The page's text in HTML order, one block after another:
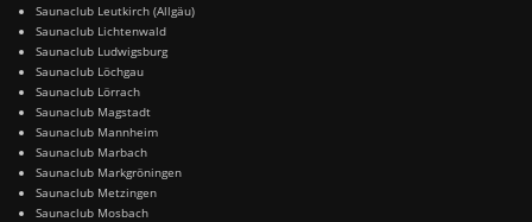
Saunaclub Leutkirch (Allgäu)
Saunaclub Lichtenwald
Saunaclub Ludwigsburg
Saunaclub Löchgau
Saunaclub Lörrach
Saunaclub Magstadt
Saunaclub Mannheim
Saunaclub Marbach
Saunaclub Markgröningen
Saunaclub Metzingen
Saunaclub Mosbach